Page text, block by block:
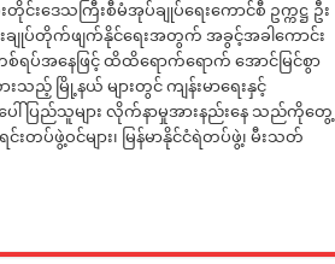
တိုင်းဒေသကြီးစီမံအုပ်ချုပ်ရေးကောင်စီ ဥက္ကဋ္ဌ ဦး
းချုပ်တိုက်ဖျက်နိုင်ရေးအတွက် အခွင့်အခါကောင်း
စ်ရပ်အနေဖြင့် ထိထိရောက်ရောက် အောင်မြင်စွာ
သည့် မြို့နယ် များတွင် ကျန်းမာရေးနှင့်
ေါ် ပြည်သူများ လိုက်နာမှုအားနည်းနေ သည်ကိုတွေ့
ပ်ဖွဲ့ဝင်များ၊ မြန်မာနိုင်ငံရဲတပ်ဖွဲ့၊ မီးသတ်